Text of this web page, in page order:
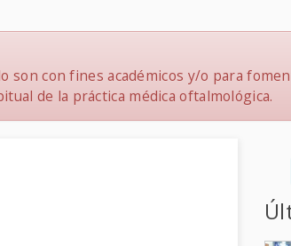
con fines académicos y/o para
de la práctica médica oftalmológica.